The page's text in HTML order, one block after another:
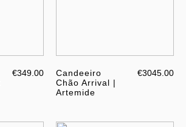
€349.00
Candeeiro
Chão Arrival |
Artemide
€3045.00